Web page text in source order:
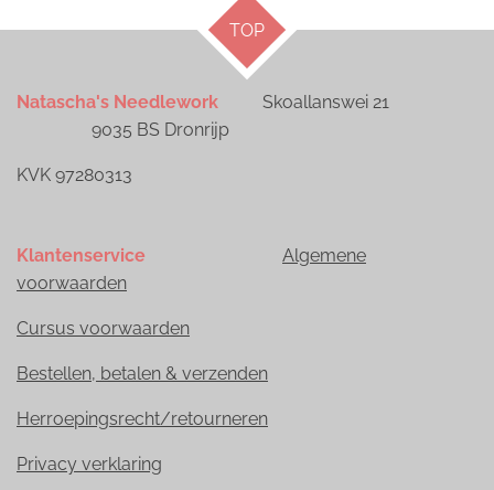
TOP
Natascha's Needlework
Skoallanswei 21
9035 BS Dronrijp
KVK 97280313
Klantenservice
Algemene
voorwaarden
Cursus voorwaarden
Bestellen, betalen & verzenden
Herroepingsrecht/retourneren
Privacy verklaring